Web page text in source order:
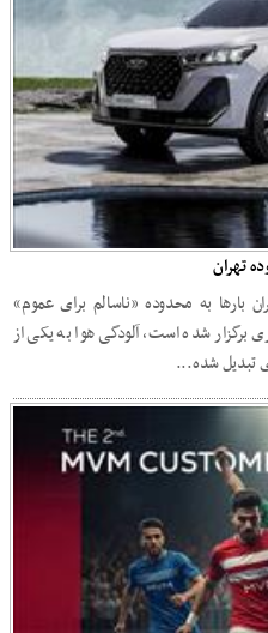
تهران
به محدوده «ناسالم برای عموم»
شده است، آلودگی هوا به یکی از
تبدیل شده...